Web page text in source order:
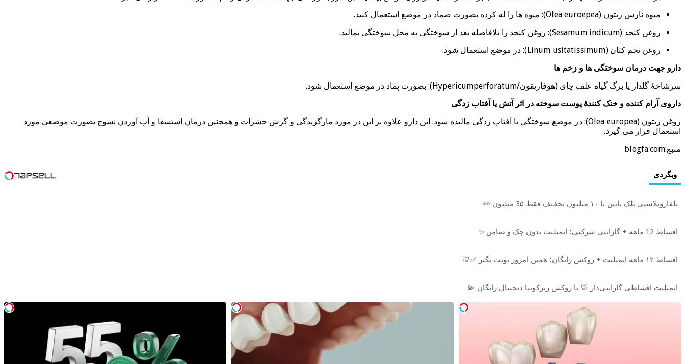
میوه نارس زیتون (Olea euroepea): میوه ها را له كرده بصورت ضماد در موضع استعمال کنید.
روغن کنجد (Sesamum indicum): روغن کنجد را بلافاصله بعد از سوختگی به محل سوختگی بمالید.
روغن تخم کتان (Linum usitatissimum): در موضع استعمال شود.
دارو جهت درمان سوختگی ها و زخم ها
سرشاخۀ گلدار یا برگ گیاه علف چای (هوفاریقون/Hypericumperforatum): بصورت پماد در موضع استعمال شود.
داروی آرام کننده و خنک کنندۀ پوست سوخته در اثر آتش یا آفتاب زدگی
روغن زیتون (Olea europea): در موضع سوختگی یا آفتاب زدگی مالیده شود. این دارو علاوه بر این در مورد مارگزیدگی و گزش حشرات و همچنین درمان استسقا و آب آوردن نسوج بصورت موضعی مورد
استعمال قرار می گیرد.
منبع:blogfa.com
وبگردی
بلفاروپلاستی پلک پایین با ۱۰ میلیون تخفیف فقط 3۵ میلیون 👀
اقساط 12 ماهه + گارانتی شرکتی؛ ایمپلنت بدون چک و ضامن ✨
اقساط ۱۲ ماهه ایمپلنت + روکش رایگان؛ همین امروز نوبت بگیر ✅🦷
ایمپلنت اقساطی گارانتی‌دار 🦷 با روکش زیرکونیا دیجیتال رایگان 💫